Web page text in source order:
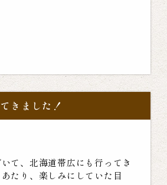
きました！
て、北海道帯広にも行ってき
たり、楽しみにしていた目